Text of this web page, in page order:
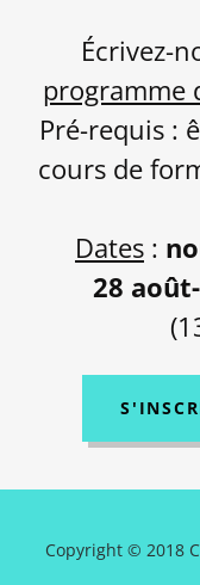
Écrivez-
programme
Pré-requis :
cours de
Dates :
28
Copyright © 2018